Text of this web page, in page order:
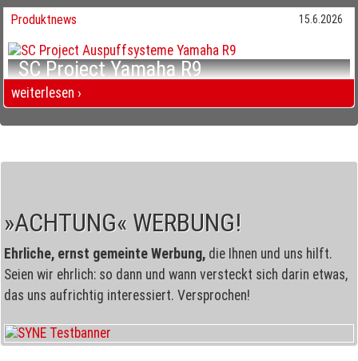
15.6.2026
Produktnews
SC Project Yamaha R9
Vier Trompeten
weiterlesen ›
SC Project Yamaha R9 Vier Trompeten
»ACHTUNG« WERBUNG!
Ehrliche, ernst gemeinte Werbung, die Ihnen und uns hilft.
Seien wir ehrlich: so dann und wann versteckt sich darin etwas,
das uns aufrichtig interessiert. Versprochen!